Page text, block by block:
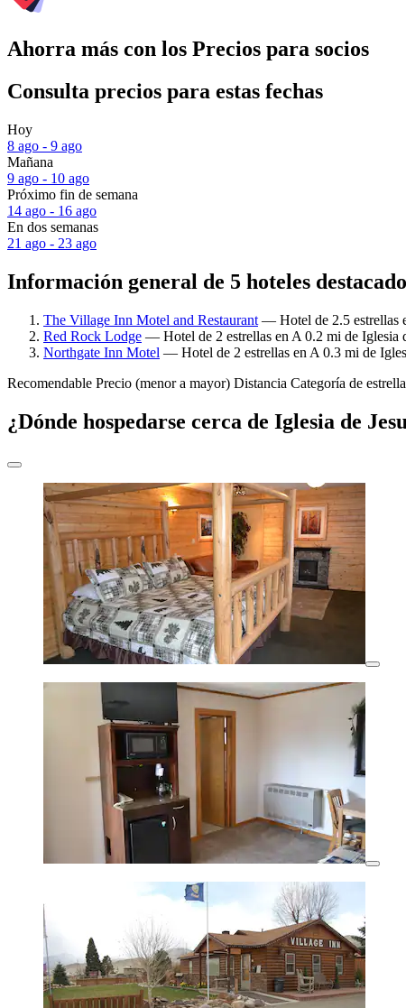
Ahorra más con los Precios para socios
Consulta precios para estas fechas
Hoy
8 ago - 9 ago
Mañana
9 ago - 10 ago
Próximo fin de semana
14 ago - 16 ago
En dos semanas
21 ago - 23 ago
Información general de 5 hoteles
The Village Inn Motel and Restaurant — Hotel de 2.5 estrellas
Red Rock Lodge — Hotel de 2 estrellas en A 0.2 mi de Iglesia
Northgate Inn Motel — Hotel de 2 estrellas en A 0.3 mi de
Recomendable Precio (menor a mayor) Distancia Categoría de
¿Dónde hospedarse cerca de Iglesia de